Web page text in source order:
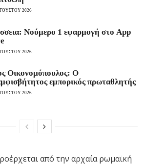
2026
Νούμερο 1 εφαρμογή στο App
2026
Οικονομόπουλος: Ο
εμπορικός πρωταθλητής
2026
από την αρχαία ρωμαϊκή